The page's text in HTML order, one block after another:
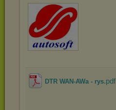
DTR WAN-AWa - rys.pdf